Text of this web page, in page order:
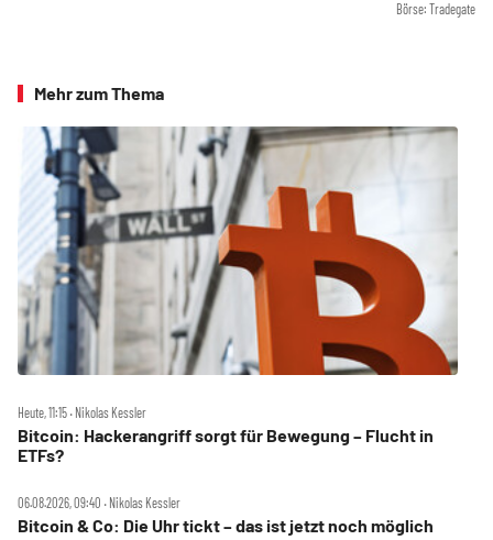
Börse: Tradegate
Mehr zum Thema
Heute, 11:15 ‧ Nikolas Kessler
Bitcoin: Hackerangriff sorgt für Bewegung – Flucht in
ETFs?
06.08.2026, 09:40 ‧ Nikolas Kessler
Bitcoin & Co: Die Uhr tickt – das ist jetzt noch möglich